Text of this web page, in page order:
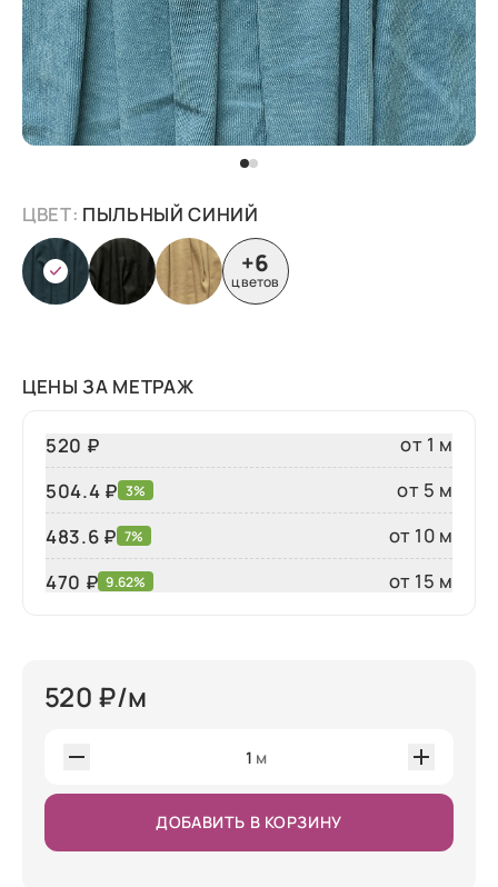
ЦВЕТ: ПЫЛЬНЫЙ СИНИЙ
+6
цветов
ЦЕНЫ ЗА МЕТРАЖ
520 ₽
от 1 м
504.4 ₽ 3%
от 5 м
483.6 ₽ 7%
от 10 м
470 ₽ 9.62% от 15 м
520 ₽/м
1 м
ДОБАВИТЬ В КОРЗИНУ